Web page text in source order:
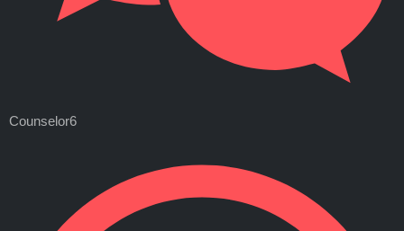
Counselor6